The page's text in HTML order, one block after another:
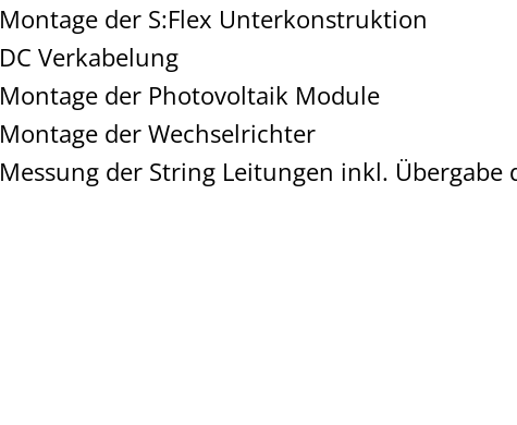
Montage der S:Flex Unterkonstruktion
DC Verkabelung
Montage der Photovoltaik Module
Montage der Wechselrichter
Messung der String Leitungen inkl. Übergabe